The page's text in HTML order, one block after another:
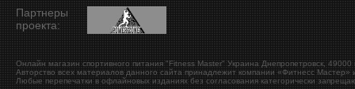
Партнеры
проекта:
Онлайн магазин спортивного питания "Fitness Master" Украина Днепропетровск, 49000
Авторство всех материалов данного сайта принадлежит компании «Фитнесс Мастер»
Любые перепечатки в офлайновых изданиях без согласования категорически